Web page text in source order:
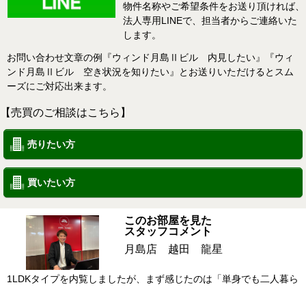
物件名称やご希望条件をお送り頂ければ、
法人専用LINEで、担当者からご連絡いた
します。
お問い合わせ文章の例『ウィンド月島Ⅱビル 内見したい』『ウィ
ンド月島Ⅱビル 空き状況を知りたい』とお送りいただけるとスム
ーズにご対応出来ます。
【売買のご相談はこちら】
売りたい方
買いたい方
このお部屋を見た
スタッフコメント
月島店 越田 龍星
1LDKタイプを内覧しましたが、まず感じたのは「単身でも二人暮ら